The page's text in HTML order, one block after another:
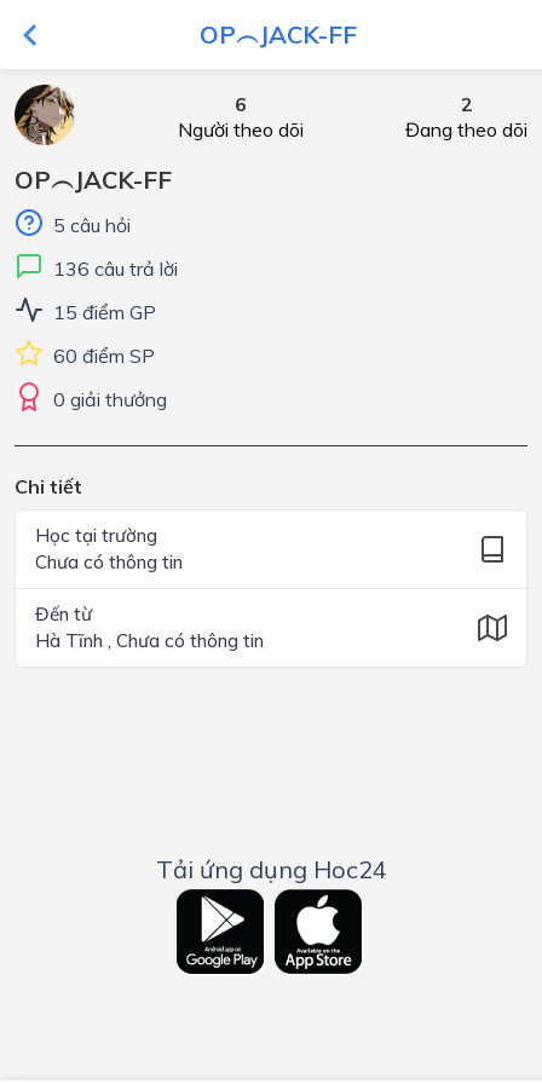
OP︵JACK-FF
6
Người theo dõi
2
Đang theo dõi
OP︵JACK-FF
5 câu hỏi
136 câu trả lời
15 điểm GP
60 điểm SP
0 giải thưởng
Chi tiết
Học tại trường
Chưa có thông tin
Đến từ
Hà Tĩnh , Chưa có thông tin
Tải ứng dụng Hoc24